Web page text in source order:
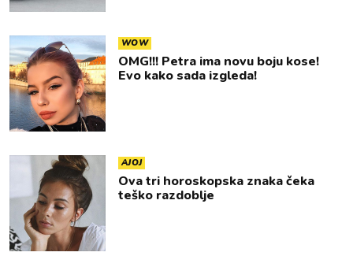
WOW
OMG!!! Petra ima novu boju kose!
Evo kako sada izgleda!
AJOJ
Ova tri horoskopska znaka čeka
teško razdoblje